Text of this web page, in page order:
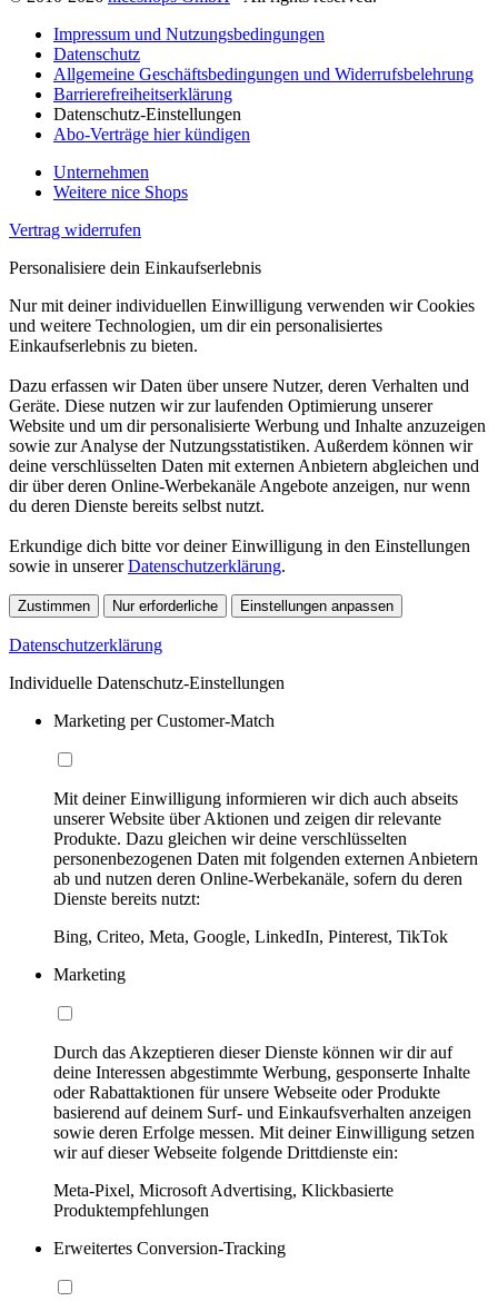
Impressum und Nutzungsbedingungen
Datenschutz
Allgemeine Geschäftsbedingungen und Widerrufsbelehrung
Barrierefreiheitserklärung
Datenschutz-Einstellungen
Abo-Verträge hier kündigen
Unternehmen
Weitere nice Shops
Vertrag widerrufen
Personalisiere dein Einkaufserlebnis
Nur mit deiner individuellen Einwilligung verwenden wir Cookies
und weitere Technologien, um dir ein personalisiertes
Einkaufserlebnis zu bieten.
Dazu erfassen wir Daten über unsere Nutzer, deren Verhalten und
Geräte. Diese nutzen wir zur laufenden Optimierung unserer
Website und um dir personalisierte Werbung und Inhalte anzuzeigen
sowie zur Analyse der Nutzungsstatistiken. Außerdem können wir
deine verschlüsselten Daten mit externen Anbietern abgleichen und
dir über deren Online-Werbekanäle Angebote anzeigen, nur wenn
du deren Dienste bereits selbst nutzt.
Erkundige dich bitte vor deiner Einwilligung in den Einstellungen
sowie in unsererDatenschutzerklärung.
Zustimmen Nur erforderliche Einstellungen anpassen
Datenschutzerklärung
Individuelle Datenschutz-Einstellungen
Marketing per Customer-Match
Mit deiner Einwilligung informieren wir dich auch abseits
unserer Website über Aktionen und zeigen dir relevante
Produkte. Dazu gleichen wir deine verschlüsselten
personenbezogenen Daten mit folgenden externen Anbietern
ab und nutzen deren Online-Werbekanäle, sofern du deren
Dienste bereits nutzt:
Bing, Criteo, Meta, Google, LinkedIn, Pinterest, TikTok
Marketing
Durch das Akzeptieren dieser Dienste können wir dir auf
deine Interessen abgestimmte Werbung, gesponserte Inhalte
oder Rabattaktionen für unsere Webseite oder Produkte
basierend auf deinem Surf- und Einkaufsverhalten anzeigen
sowie deren Erfolge messen. Mit deiner Einwilligung setzen
wir auf dieser Webseite folgende Drittdienste ein:
Meta-Pixel, Microsoft Advertising, Klickbasierte
Produktempfehlungen
Erweitertes Conversion-Tracking